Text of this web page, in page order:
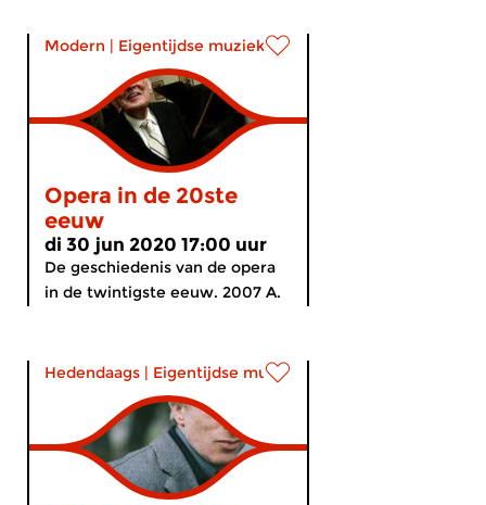
Modern | Eigentijdse muziek
Opera in de 20ste
eeuw
di 30 jun 2020 17:00 uur
De geschiedenis van de opera
in de twintigste eeuw. 2007 A.
Hedendaags | Eigentijdse muziek